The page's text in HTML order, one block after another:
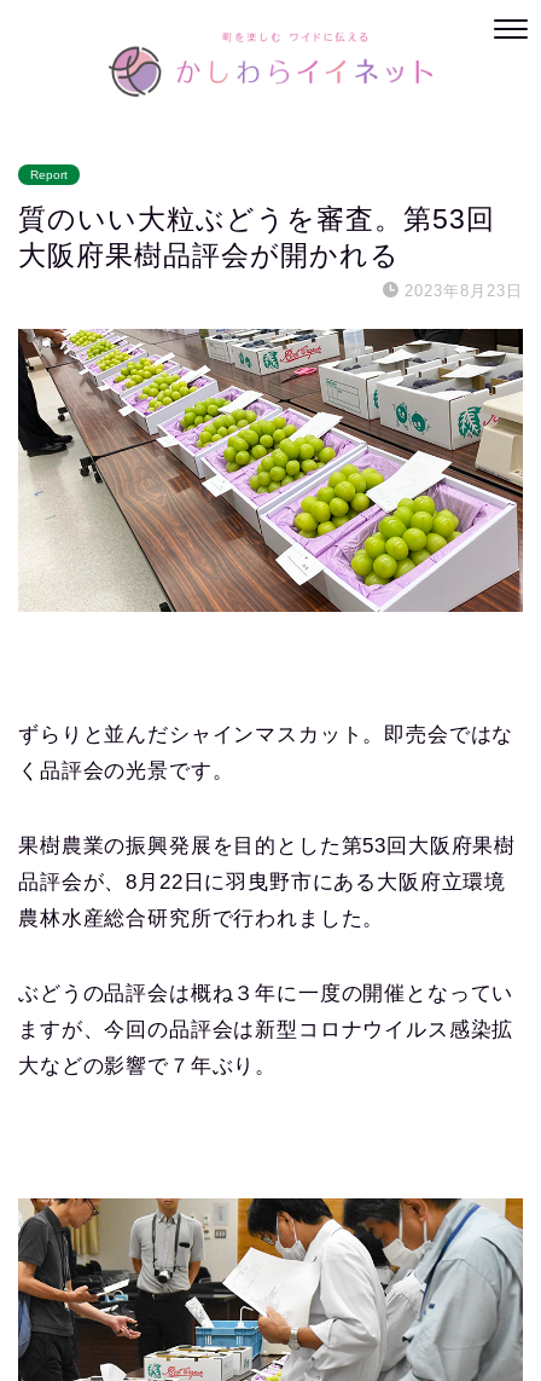
Report
質のいい大粒ぶどうを審査。第53回
大阪府果樹品評会が開かれる
2023年8月23日
ずらりと並んだシャインマスカット。即売会ではな
く品評会の光景です。
果樹農業の振興発展を目的とした第53回大阪府果樹
品評会が、8月22日に羽曳野市にある大阪府立環境
農林水産総合研究所で行われました。
ぶどうの品評会は概ね３年に一度の開催となってい
ますが、今回の品評会は新型コロナウイルス感染拡
大などの影響で７年ぶり。